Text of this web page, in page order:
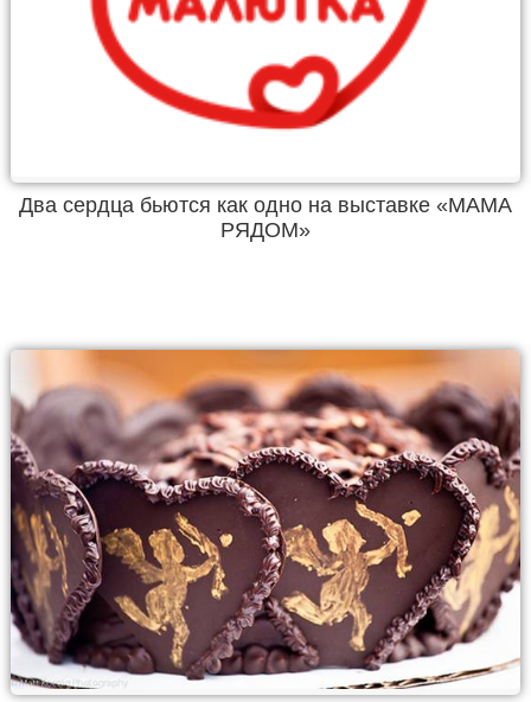
Два сердца бьются как одно на выставке «МАМА
РЯДОМ»